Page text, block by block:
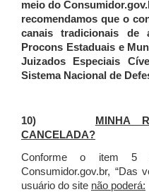
meio do
recomendamos que o
canais tradicionais de
Procons Estaduais e
Juizados Especiais
Sistema Nacional de
10)
MINHA
CANCELADA?
Conforme o item 5
Consumidor.gov.br, “Das
usuário do site não poderá: